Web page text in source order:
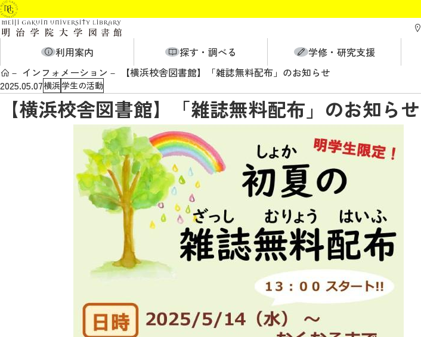
利用案内
探す・調べる 学修・研究支援
インフォメーション
【横浜校舎図書館】「雑誌無料配布」のお知らせ
2025.05.07横浜学生の活動
【横浜校舎図書館】「雑誌無料配布」のお知らせ